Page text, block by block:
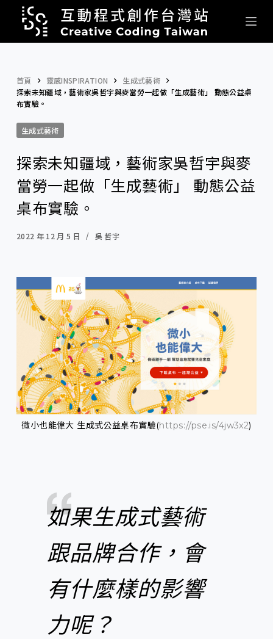
跳
主
內
容
首頁 靈感INSPIRATION
生成式藝術
探索未知疆域，藝術家吳哲宇與麥當勞一起做「生成藝術」 動態公益桌
布實驗。
生成式藝術
探索未知疆域，藝術家吳哲宇與麥
當勞一起做「生成藝術」 動態公益
桌布實驗。
2022 年 12 月 5 日 吳 哲宇
微小也能偉大 生成式公益桌布實驗(https://pse.is/4jw3x2)
如果生成式藝術
跟品牌合作，會
有什麼樣的影響
力呢？